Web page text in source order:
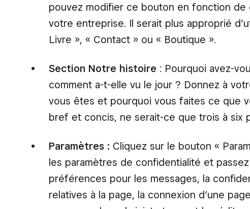
pouvez modifier ce bouton en fonction de
votre entreprise. Il serait plus approprié
Livre », « Contact » ou « Boutique ».
Section Notre histoire : Pourquoi avez-
comment a-t-elle vu le jour ? Donnez à
vous êtes et pourquoi vous faites ce que
bref et concis, ne serait-ce que trois à six
Paramètres : Cliquez sur le bouton «
les paramètres de confidentialité et
préférences pour les messages, la
relatives à la page, la connexion d’une